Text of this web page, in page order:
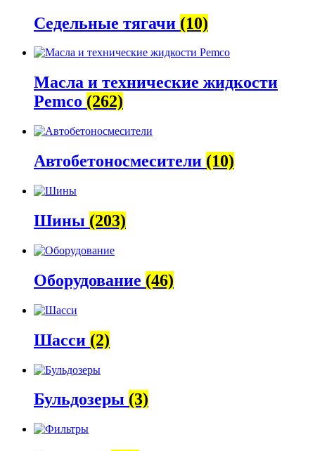
Седельные тягачи (10)
Масла и технические жидкости
Pemco (262)
Автобетоно­смесители (10)
Шины (203)
Оборудование (46)
Шасси (2)
Бульдозеры (3)